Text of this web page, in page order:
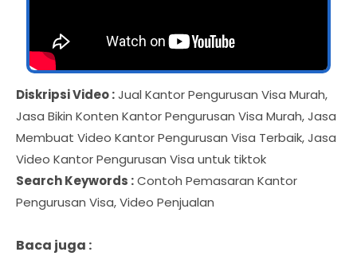
Diskripsi Video :Jual Kantor Pengurusan Visa Murah,
Jasa Bikin Konten Kantor Pengurusan Visa Murah, Jasa
Membuat Video Kantor Pengurusan Visa Terbaik, Jasa
Video Kantor Pengurusan Visa untuk tiktok
Search Keywords :Contoh Pemasaran Kantor
Pengurusan Visa, Video Penjualan
Baca juga :